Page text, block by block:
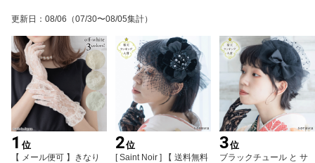
更新日 ： 08/06 （07/30〜08/05集計）
1 位
【 メール便可 】きなり
2位
[ Saint Noir ] 【 送料無料
3位
ブラックチュール と サ